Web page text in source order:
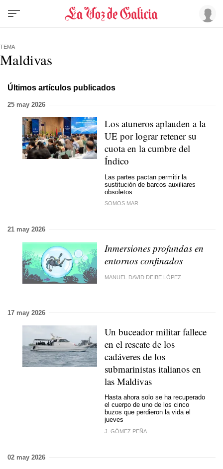
TEMA
Maldivas
Últimos artículos publicados
25 may 2026
Los atuneros aplauden a la
UE por lograr retener su
cuota en la cumbre del
Índico
Las partes pactan permitir la
sustitución de barcos auxiliares
obsoletos
SOMOS MAR
21 may 2026
Inmersiones profundas en
entornos confinados
MANUEL DAVID DEIBE LÓPEZ
17 may 2026
Un buceador militar fallece
en el rescate de los
cadáveres de los
submarinistas italianos en
las Maldivas
Hasta ahora solo se ha recuperado
el cuerpo de uno de los cinco
buzos que perdieron la vida el
jueves
J. GÓMEZ PEÑA
02 may 2026